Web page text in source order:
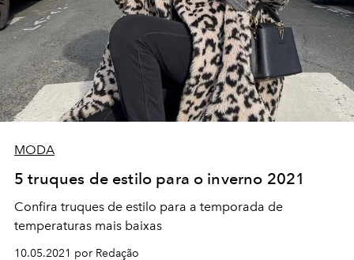
MODA
5 truques de estilo para o inverno 2021
Confira truques de estilo para a temporada de
temperaturas mais baixas
10.05.2021 por Redação